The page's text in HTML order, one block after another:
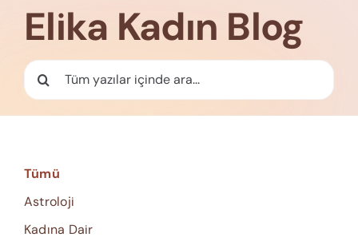
İletişim
Elika Kadın Blog
Ara:
Tümü
Astroloji
Kadına Dair